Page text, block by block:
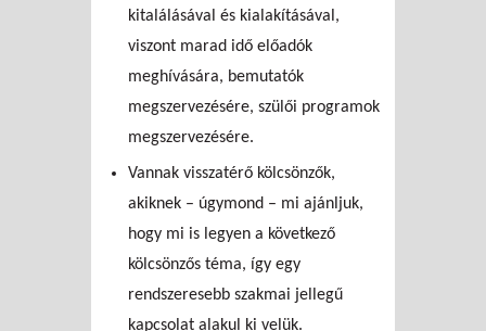
kitalálásával és kialakításával,
viszont marad idő előadók
meghívására, bemutatók
megszervezésére, szülői programok
megszervezésére.
Vannak visszatérő kölcsönzők,
akiknek – úgymond – mi ajánljuk,
hogy mi is legyen a következő
kölcsönzős téma, így egy
rendszeresebb szakmai jellegű
kapcsolat alakul ki velük.